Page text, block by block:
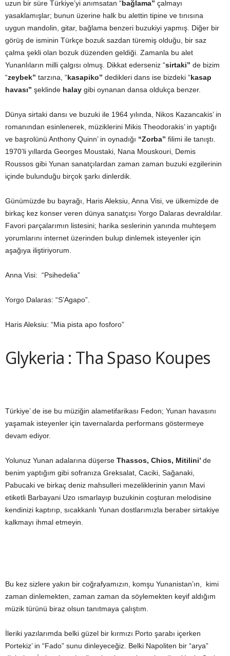
uzun bir süre Türkiye’yi anımsatan “bağlama” çalmayı
yasaklamışlar; bunun üzerine halk bu alettin tipine ve tınısına
uygun mandolin, gitar, bağlama benzeri buzukiyi yapmış. Diğer bir
görüş de isminin Türkçe bozuk sazdan türemiş olduğu, bir saz
çalma şekli olan bozuk düzenden geldiği. Zamanla bu alet
Yunanlıların milli çalgısı olmuş. Dikkat ederseniz “sirtaki” de bizim
“zeybek” tarzına, “kasapiko” dedikleri dans ise bizdeki “kasap
havası” şeklinde halay gibi oynanan dansa oldukça benzer.
Dünya sirtaki dansı ve buzuki ile 1964 yılında, Nikos Kazancakis’ in
romanından esinlenerek, müziklerini Mikis Theodorakis’ in yaptığı
ve başrolünü Anthony Quinn’ in oynadığı “Zorba” filimi ile tanıştı.
1970’li yıllarda Georges Moustaki, Nana Mouskouri, Demis
Roussos gibi Yunan sanatçılardan zaman zaman buzuki ezgilerinin
içinde bulunduğu birçok şarkı dinlerdik.
Günümüzde bu bayrağı, Haris Aleksiu, Anna Visi, ve ülkemizde de
birkaç kez konser veren dünya sanatçısı Yorgo Dalaras devraldılar.
Favori parçalarımın listesini; harika seslerinin yanında muhteşem
yorumlarını internet üzerinden bulup dinlemek isteyenler için
aşağıya iliştiriyorum.
Anna Visi: “Psihedelia”
Yorgo Dalaras: “S’Agapo”.
Haris Aleksiu: “Mia pista apo fosforo”
Glykeria : Tha Spaso Koupes
Türkiye’ de ise bu müziğin alametifarikası Fedon; Yunan havasını
yaşamak isteyenler için tavernalarda performans göstermeye
devam ediyor.
Yolunuz Yunan adalarına düşerse Thassos, Chios, Mitilini’ de
benim yaptığım gibi sofranıza Greksalat, Caciki, Sağanaki,
Pabucaki ve birkaç deniz mahsulleri mezeliklerinin yanın Mavi
etiketli Barbayani Uzo ısmarlayıp buzukinin coşturan melodisine
kendinizi kaptırıp, sıcakkanlı Yunan dostlarımızla beraber sirtakiye
kalkmayı ihmal etmeyin.
Bu kez sizlere yakın bir coğrafyamızın, komşu Yunanistan’ın, kimi
zaman dinlemekten, zaman zaman da söylemekten keyif aldığım
müzik türünü biraz olsun tanıtmaya çalıştım.
İleriki yazılarımda belki güzel bir kırmızı Porto şarabı içerken
Portekiz’ in “Fado” sunu dinleyeceğiz. Belki Napoliten bir “arya”